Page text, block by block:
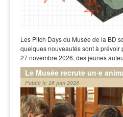
Les Pitch Days du Musée de la BD
quelques nouveautés sont à prévoir
27 novembre 2026, des jeunes
Le Musée recrute un·e
Publié le 26 juin 2026